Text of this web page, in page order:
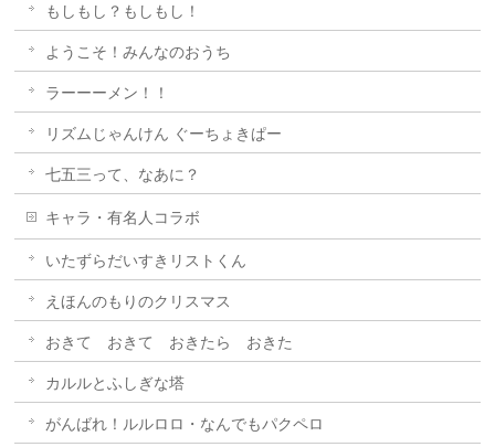
もしもし？もしもし！
ようこそ！みんなのおうち
ラーーーメン！！
リズムじゃんけん ぐーちょきぱー
七五三って、なあに？
キャラ・有名人コラボ
いたずらだいすきリストくん
えほんのもりのクリスマス
おきて おきて おきたら おきた
カルルとふしぎな塔
がんばれ！ルルロロ・なんでもパクペロ